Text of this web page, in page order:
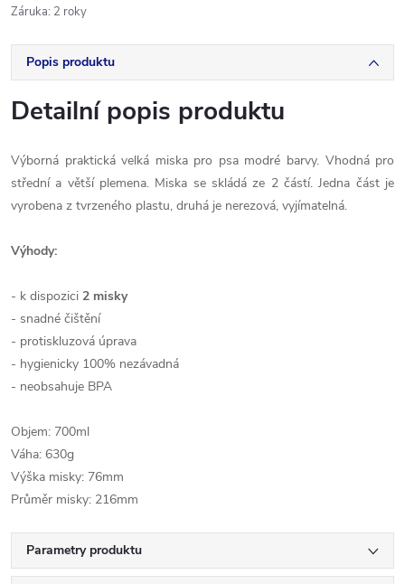
Záruka: 2 roky
Popis produktu
Detailní popis produktu
Výborná praktická velká miska pro psa modré barvy. Vhodná pro
střední a větší plemena. Miska se skládá ze 2 částí. Jedna část je
vyrobena z tvrzeného plastu, druhá je nerezová, vyjímatelná.
Výhody:
- k dispozici 2 misky
- snadné čištění
- protiskluzová úprava
- hygienicky 100% nezávadná
- neobsahuje BPA
Objem: 700ml
Váha: 630g
Výška misky: 76mm
Průměr misky: 216mm
Parametry produktu